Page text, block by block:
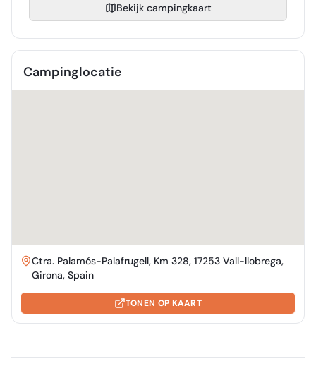
Bekijk campingkaart
Campinglocatie
Ctra. Palamós-Palafrugell, Km 328, 17253 Vall-llobrega,
Girona, Spain
TONEN OP KAART